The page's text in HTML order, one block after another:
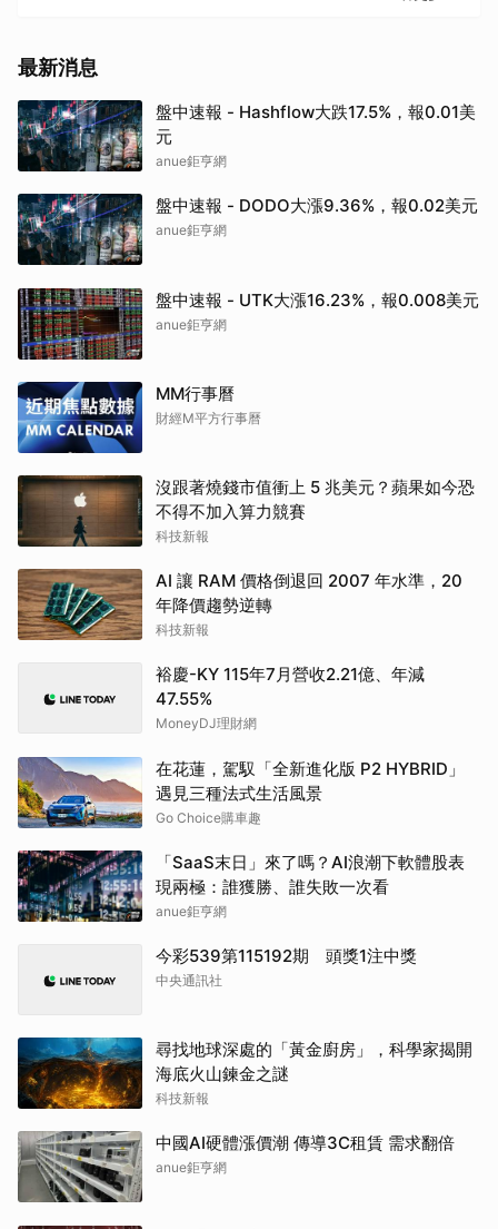
最新消息
盤中速報 - Hashflow大跌17.5%，報0.01美
元
anue鉅亨網
盤中速報 - DODO大漲9.36%，報0.02美元
anue鉅亨網
盤中速報 - UTK大漲16.23%，報0.008美元
anue鉅亨網
MM行事曆
財經M平方行事曆
沒跟著燒錢市值衝上 5 兆美元？蘋果如今恐
不得不加入算力競賽
科技新報
AI 讓 RAM 價格倒退回 2007 年水準，20
年降價趨勢逆轉
科技新報
裕慶-KY 115年7月營收2.21億、年減
47.55%
MoneyDJ理財網
在花蓮，駕馭「全新進化版 P2 HYBRID」
遇見三種法式生活風景
Go Choice購車趣
「SaaS末日」來了嗎？AI浪潮下軟體股表
現兩極：誰獲勝、誰失敗一次看
anue鉅亨網
今彩539第115192期 頭獎1注中獎
中央通訊社
尋找地球深處的「黃金廚房」，科學家揭開
海底火山鍊金之謎
科技新報
中國AI硬體漲價潮 傳導3C租賃 需求翻倍
anue鉅亨網